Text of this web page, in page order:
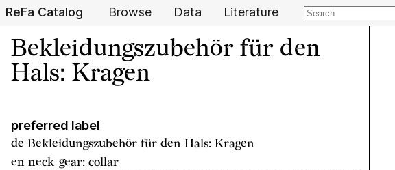
ReFa Catalog Browse Data Literature
Bekleidungszubehör für den
Hals: Kragen
preferred label
de Bekleidungszubehör für den Hals: Kragen
en neck-gear: collar